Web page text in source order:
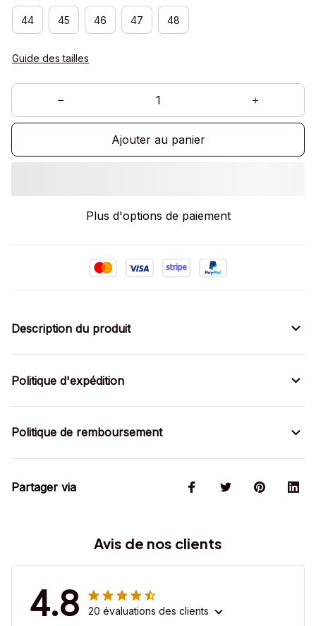
44 45 46 47 48
Guide des tailles
Ajouter au panier
Plus d'options de paiement
Description du produit
Politique d'expédition
Politique de remboursement
Partager via
Avis de nos clients
4.8 20 évaluations des clients